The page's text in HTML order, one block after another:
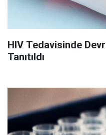
HIV Tedavisinde
Tanıtıldı